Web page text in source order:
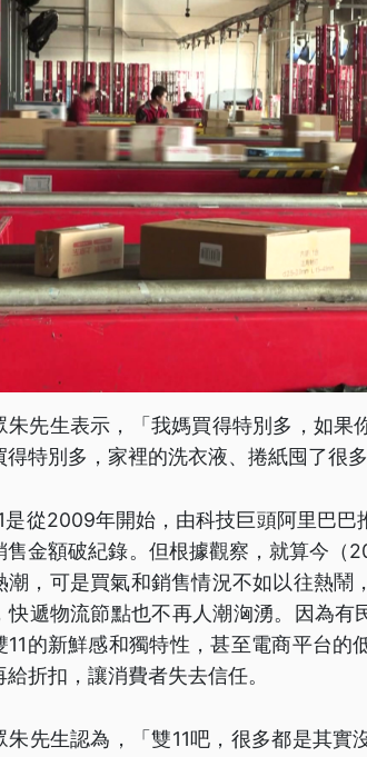
朱先生表示，「我媽買得特別多，如
得特別多，家裡的洗衣液、捲紙囤了很
是從2009年開始，由科技巨頭阿里巴
售金額破紀錄。但根據觀察，就算今（
潮，可是買氣和銷售情況不如以往熱鬧
快遞物流節點也不再人潮洶湧。因為有
11的新鮮感和獨特性，甚至電商平台
給折扣，讓消費者失去信任。
朱先生認為，「雙11吧，很多都是其